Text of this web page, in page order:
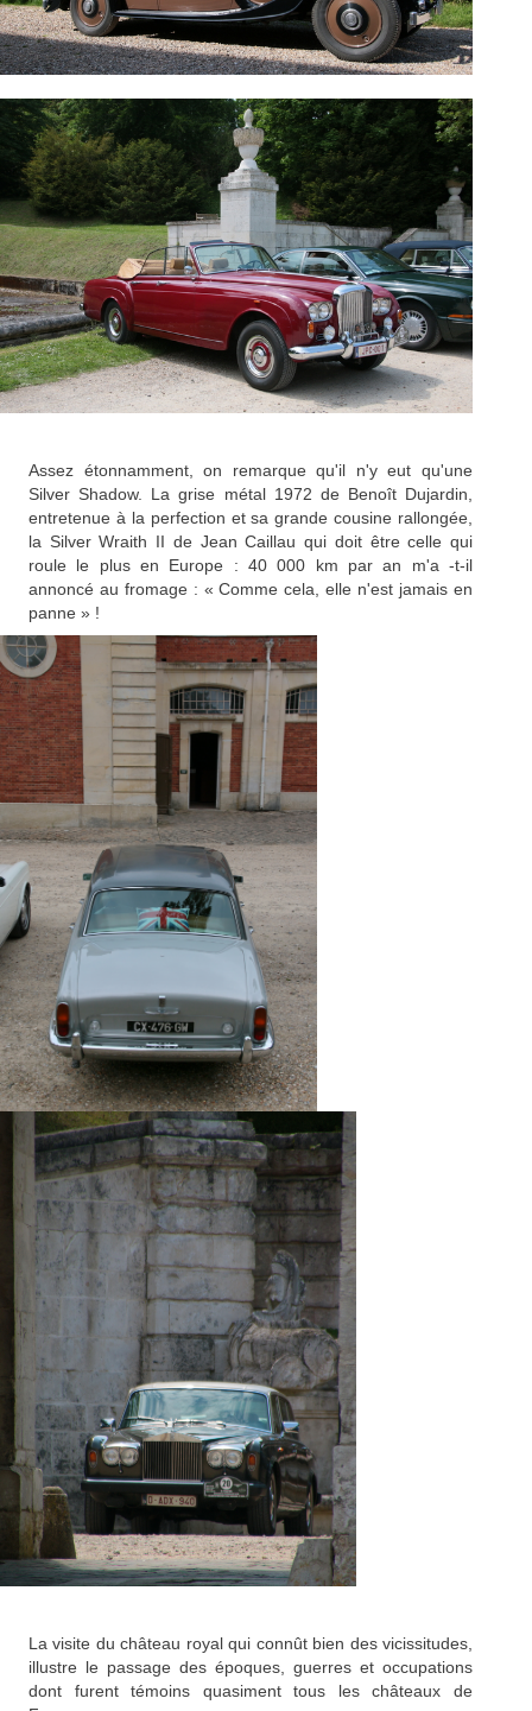
Assez étonnamment, on remarque qu'il n'y eut qu'une
Silver Shadow. La grise métal 1972 de Benoît Dujardin,
entretenue à la perfection et sa grande cousine rallongée,
la Silver Wraith II de Jean Caillau qui doit être celle qui
roule le plus en Europe : 40 000 km par an m'a -t-il
annoncé au fromage : « Comme cela, elle n'est jamais en
panne » !
La visite du château royal qui connût bien des vicissitudes,
illustre le passage des époques, guerres et occupations
dont furent témoins quasiment tous les châteaux de